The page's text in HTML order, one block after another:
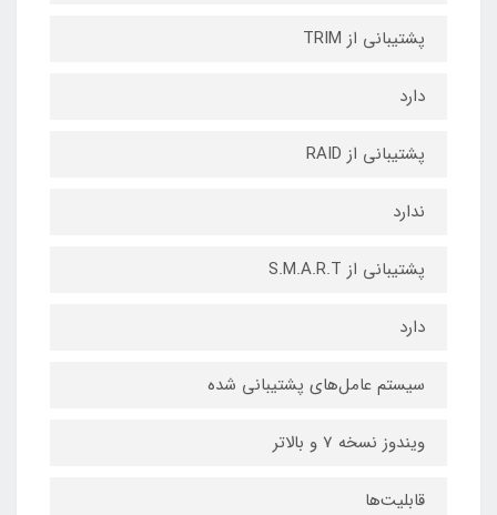
پشتیبانی از TRIM
دارد
پشتیبانی از RAID
ندارد
پشتیبانی از S.M.A.R.T
دارد
سیستم عامل‌های پشتیبانی شده
ویندوز نسخه 7 و بالاتر
قابلیت‌ها